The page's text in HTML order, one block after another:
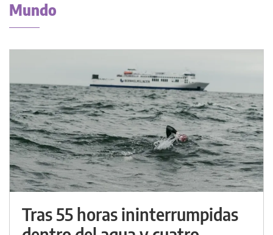
Mundo
Tras 55 horas ininterrumpidas